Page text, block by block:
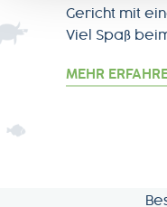
Gericht mit
Viel Spaß
MEHR